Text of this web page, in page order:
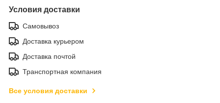
Условия доставки
Самовывоз
Доставка курьером
Доставка почтой
Транспортная компания
Все условия доставки